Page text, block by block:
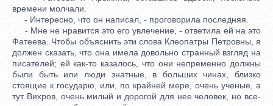
времени молчали.
- Интересно, что он написал, - проговорила последняя.
- Мне не нравится это его увлечение, - ответила ей на это
Фатеева. Чтобы объяснить эти слова Клеопатры Петровны, я
должен сказать, что она имела довольно странный взгляд на
писателей; ей как-то казалось, что они непременно должны
были быть или люди знатные, в больших чинах, близко
стоящие к государю, или, по крайней мере, очень ученые, а
тут Вихров, очень милый и дорогой для нее человек, но все-